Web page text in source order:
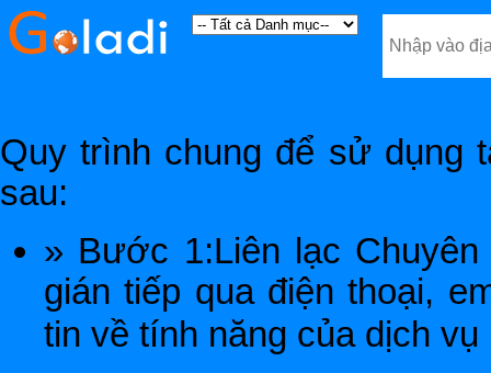
Quy trình chung để sử dụng
sau:
» Bước 1:Liên lạc
gián tiếp qua điện thoại,
tin về tính năng của dịch vụ